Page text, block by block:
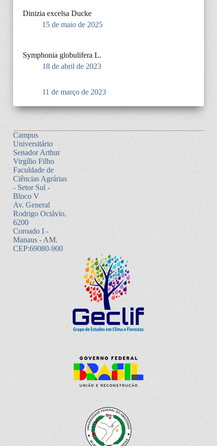
Dinizia excelsa Ducke
15 de maio de 2025
Symphonia globulifera L.
18 de abril de 2023
11 de março de 2023
Campus
Universitário
Senador Arthur
Virgílio Filho
Faculdade de
Ciências Agrárias
- Setor Sul -
Bloco V
Av. General
Rodrigo Octávio,
6200
Coroado I -
Manaus - AM.
CEP:69080-900